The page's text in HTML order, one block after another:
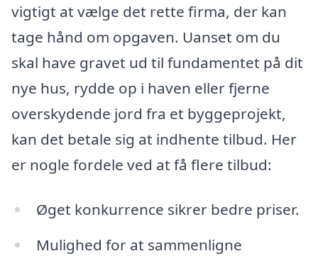
vigtigt at vælge det rette firma, der kan
tage hånd om opgaven. Uanset om du
skal have gravet ud til fundamentet på dit
nye hus, rydde op i haven eller fjerne
overskydende jord fra et byggeprojekt,
kan det betale sig at indhente tilbud. Her
er nogle fordele ved at få flere tilbud:
Øget konkurrence sikrer bedre priser.
Mulighed for at sammenligne